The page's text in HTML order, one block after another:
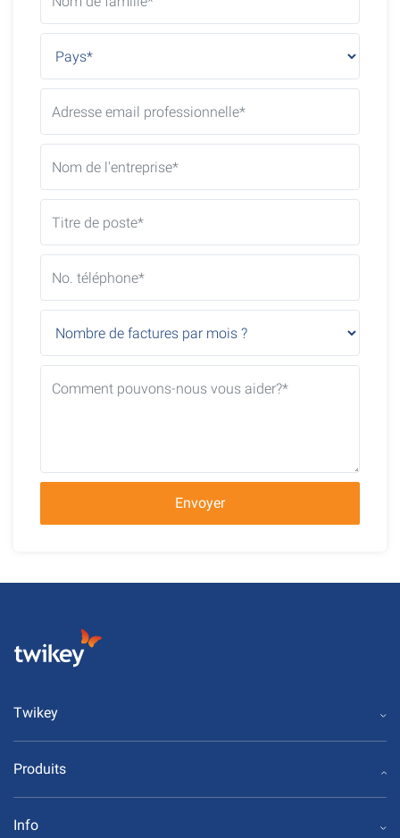
Envoyer
Twikey
Produits
Info